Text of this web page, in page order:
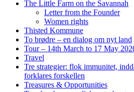
The Little Farm on the Savannah
Letter from the Founder
Women rights
Thisted Kommune
To brødre – en dialog om nyt land
Tour – 14th March to 17 May
Travel
Tre strategier: flok immunitet,
forklares forskellen
Treasures & Opportunities